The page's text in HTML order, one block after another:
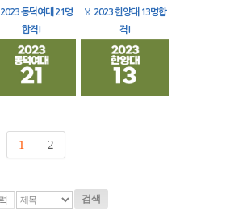
2023 동덕여대 21명
합격!
🏅 2023 한양대 13명합
격!
1 2
검색